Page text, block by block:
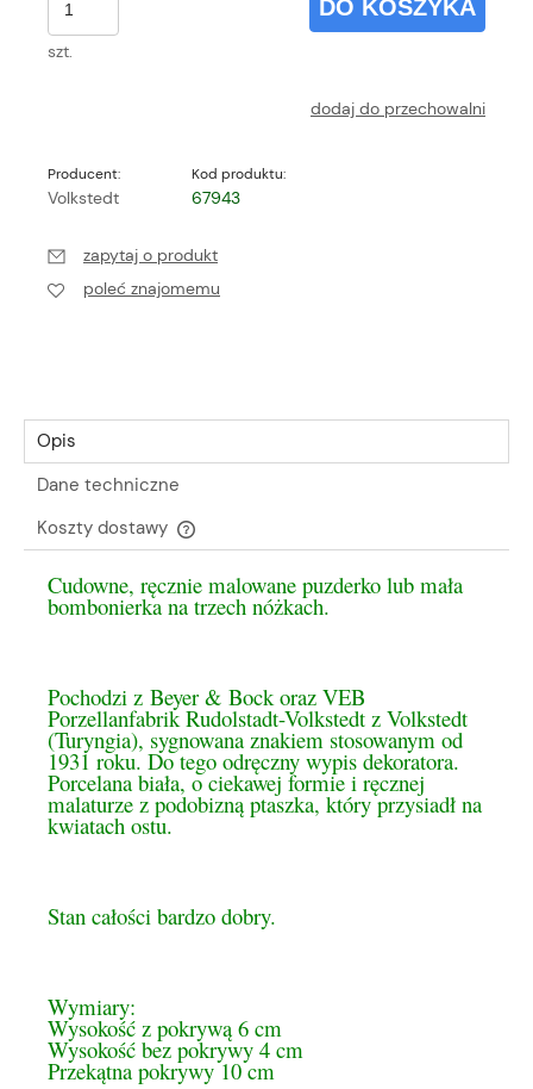
szt.
DO KOSZYKA
dodaj do przechowalni
Producent:
Volkstedt
Kod produktu:
67943
zapytaj o produkt
poleć znajomemu
Opis
Dane techniczne
Koszty dostawy
Cena nie zawiera ewentualnych kosztów płatności
Cudowne, ręcznie malowane puzderko lub mała
bombonierka na trzech nóżkach.
Pochodzi z Beyer & Bock oraz VEB
Porzellanfabrik Rudolstadt-Volkstedt z Volkstedt
(Turyngia), sygnowana znakiem stosowanym od
1931 roku. Do tego odręczny wypis dekoratora.
Porcelana biała, o ciekawej formie i ręcznej
malaturze z podobizną ptaszka, który przysiadł na
kwiatach ostu.
Stan całości bardzo dobry.
Wymiary:
Wysokość z pokrywą 6 cm
Wysokość bez pokrywy 4 cm
Przekątna pokrywy 10 cm